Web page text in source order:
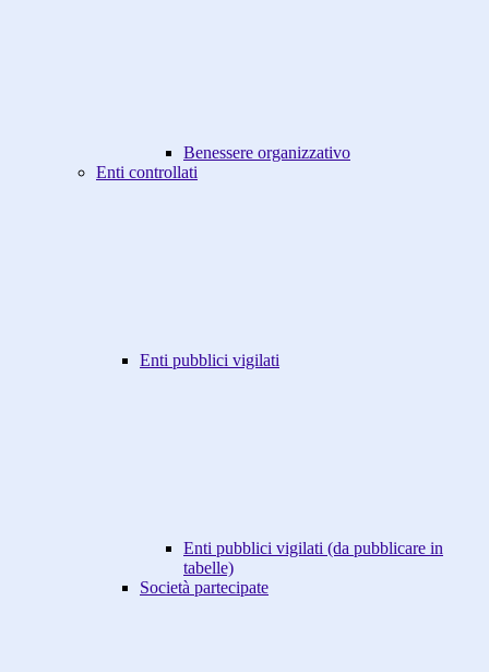
Benessere organizzativo
Enti controllati
Enti pubblici vigilati
Enti pubblici vigilati (da pubblicare in
tabelle)
Società partecipate